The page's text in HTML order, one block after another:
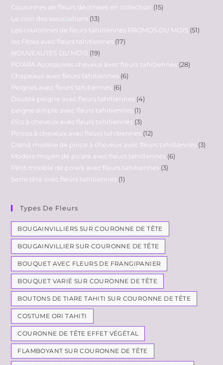
Couronnes de fleurs déclinées en collection 15
Le coin des associations 13
Les couronnes de fleurs tahitiennes PROMOS DU MOIS 51
les Fêtes avec fleurs tahitiennes 17
NOUVEAUTES DU MOIS 19
PO'ARA Accessoires cheveux avec fleurs tahitiennes 28
Chapeaux avec fleurs tahitiennes 6
Peignes avec fleurs tahitiennes 6
Double peigne avec fleurs tahitiennes 4
peigne simple avec fleurs tahitiennes 1
Pics à cheveux avec fleurs tahitiennes 3
Pinces à cheveux avec fleurs tahitiennes 12
Grand modèle de pince à cheveux avec fleurs tahitiennes 3
Modèle moyen de po'ara avec fleurs tahitiennes 6
Petit modèle de po'ara avec fleurs tahitiennes 3
Serre tête avec fleurs tahitiennes 1
Types De Fleurs
BOUGAINVILLIERS SUR COURONNE DE TÊTE
BOUGAINVILLIER SUR COURONNE DE TÊTE
BOUQUET AVEC FLEURS DE FRANGIPANIER
BOUQUET VARIÉ SUR COURONNE DE TÊTE
BOUTONS DE TIARE TAHITI SUR COURONNE DE TÊTE
COSTUME ORI TAHITI
COURONNE DE TÊTE EFFET VÉGÉTAL
FLAMBOYANT SUR COURONNE DE TÊTE